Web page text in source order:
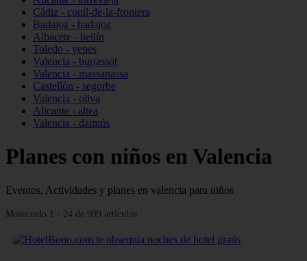
Cádiz - conil-de-la-frontera
Badajoz - badajoz
Albacete - hellín
Toledo - yepes
Valencia - burjassot
Valencia - massanassa
Castellón - segorbe
Valencia - oliva
Alicante - altea
Valencia - daimús
Planes con niños en Valencia
Eventos, Actividades y planes en valencia para niños
Mostrando 1 - 24 de 909 artículos